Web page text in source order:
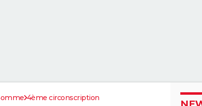
4ème circonscription